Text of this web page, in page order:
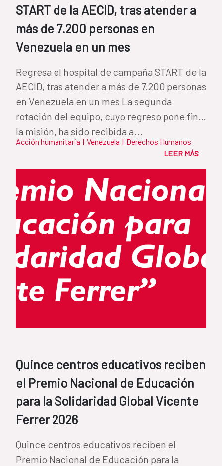
START de la AECID, tras atender a
más de 7.200 personas en
Venezuela en un mes
Regresa el hospital de campaña START de la
AECID, tras atender a más de 7.200 personas
en Venezuela en un mes La segunda
rotación del equipo, cuyo regreso pone fin a
la misión, ha sido recibida a...
Acción humanitaria | Venezuela | Derechos Humanos
LEER MÁS
Quince centros educativos reciben
el Premio Nacional de Educación
para la Solidaridad Global Vicente
Ferrer 2026
Quince centros educativos reciben el
Premio Nacional de Educación para la